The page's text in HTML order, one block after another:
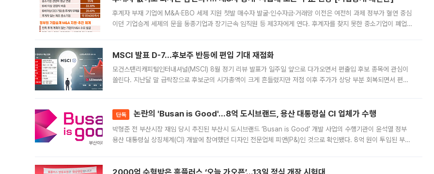
후계자 부재 기업에 M&A·EBO 세제 지원 첫발 매수자 발굴·인수자금·거래망 이전은 여전히 과제 정부가 혈연 중심
이던 기업승계 세제의 문을 동종기업과 장기근속 임직원 등 제3자에게 연다. 후계자를 찾지 못한 중소기업이 폐업
MSCI 발표 D-7…후보주 반등에 편입 기대 재점화
모건스탠리캐피털인터내셔널(MSCI) 8월 정기 리뷰 발표가 일주일 앞으로 다가오면서 편출입 후보 종목에 관심이
쏠린다. 지난달 말 급락장으로 후보군의 시가총액이 크게 흔들렸지만 저점 이후 주가가 상당 부분 회복되면서 편입
단독 논란의 'Busan is Good'…8억 도시브랜드, 용산 대통령실 CI 업체가 수행
박형준 전 부산시장 재임 당시 추진된 부산시 도시브랜드 ‘Busan is Good’ 개발 사업의 수행기관이 윤석열 정부
용산 대통령실 상징체계(CI) 개발에 참여했던 디자인 전문업체 피앤(P&)인 것으로 확인됐다. 8억 원이 투입된 부산
2000억 수혈받은 홈플러스 ‘오늘 가오픈’...13일 정식 개장 시험대